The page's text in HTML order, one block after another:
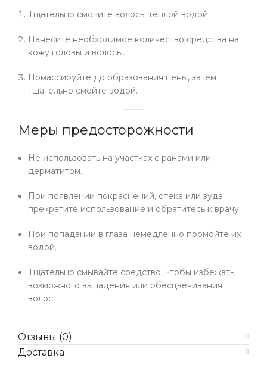
Тщательно смочите волосы теплой водой.
Нанесите необходимое количество средства на
кожу головы и волосы.
Помассируйте до образования пены, затем
тщательно смойте водой.
Меры предосторожности
Не использовать на участках с ранами или
дерматитом.
При появлении покраснений, отека или зуда
прекратите использование и обратитесь к врачу.
При попадании в глаза немедленно промойте их
водой.
Тщательно смывайте средство, чтобы избежать
возможного выпадения или обесцвечивания
волос.
Отзывы (0)
Доставка